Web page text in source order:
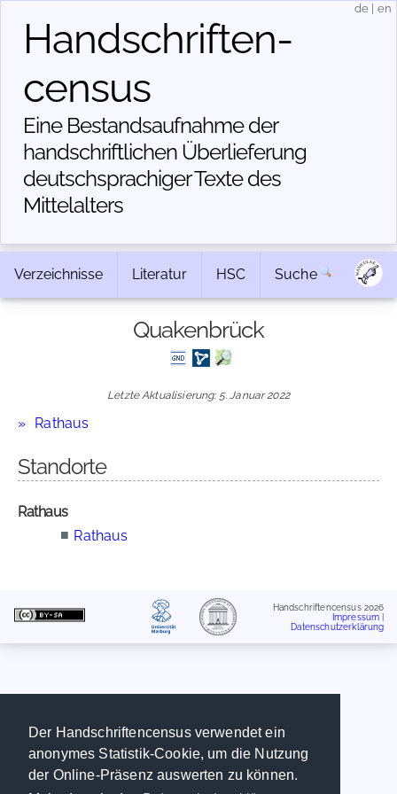
Der Handschriftencensus verwendet ein
anonymes Statistik-Cookie, um die Nutzung
der Online-Präsenz auswerten zu können.
Handschriften­
census
Eine Bestandsaufnahme der
handschriftlichen Über­lieferung
deutschsprachiger Texte des
Mittelalters
de en
Verzeichnisse Literatur HSC Suche
Quakenbrück
Letzte Aktualisierung: 5. Januar 2022
Rathaus
Standorte
Rathaus
■ Rathaus
Handschriftencensus 2026
Impressum
Datenschutzerklärung